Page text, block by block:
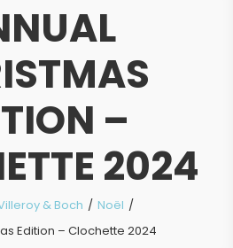
–
2024
& Boch
Noël
Edition – Clochette 2024